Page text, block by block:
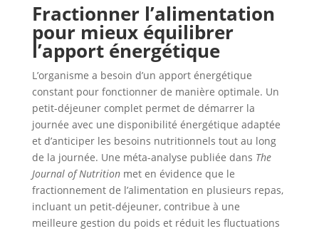
Fractionner l’alimentation
pour mieux équilibrer
l’apport énergétique
L’organisme a besoin d’un apport énergétique
constant pour fonctionner de manière optimale. Un
petit-déjeuner complet permet de démarrer la
journée avec une disponibilité énergétique adaptée
et d’anticiper les besoins nutritionnels tout au long
de la journée. Une méta-analyse publiée dans The
Journal of Nutritionmet en évidence que le
fractionnement de l’alimentation en plusieurs repas,
incluant un petit-déjeuner, contribue à une
meilleure gestion du poids et réduit les fluctuations